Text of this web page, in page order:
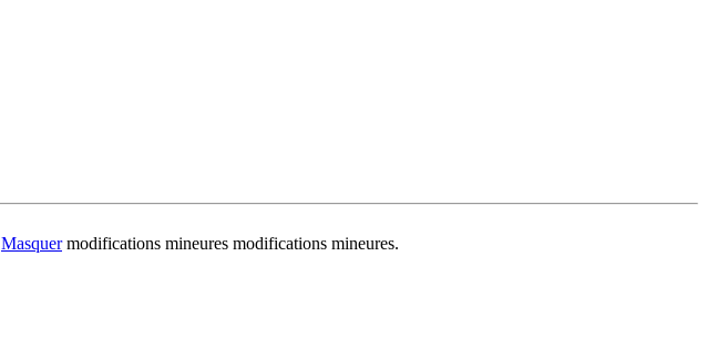
Masquermodifications mineures modifications mineures.